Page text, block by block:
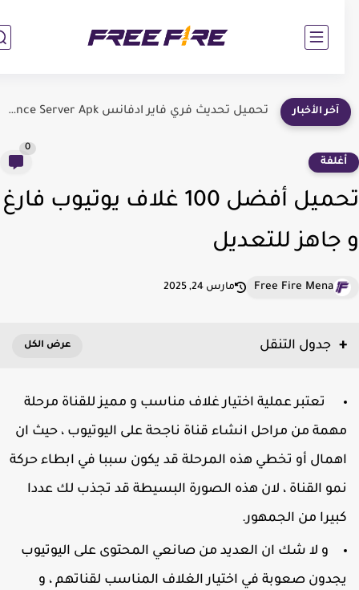
آخر الأخبار تحميل تحديث فري فاير ادفانس Free Fire Advance Server Apk...
تحميل أفضل 100 غلاف يوتيوب فارغ
للتعديل
Free Fire Mena مارس 24, 2025
جدول التنقل
تعتبر عملية اختيار غلاف مناسب و مميز للقناة مرحلة
من مراحل انشاء قناة ناجحة على اليوتيوب ، حيث ان
أو تخطي هذه المرحلة قد يكون سببا في ابطاء حركة
القناة ، لان هذه الصورة البسيطة قد تجذب لك عددا
من الجمهور.
و لا شك ان العديد من صانعي المحتوى على اليوتيوب
صعوبة في اختيار الغلاف المناسب لقناتهم ، و